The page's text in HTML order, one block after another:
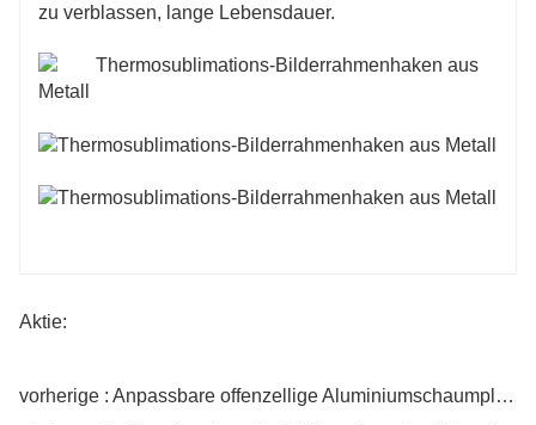
zu verblassen, lange Lebensdauer.
Aktie:
vorherige : Anpassbare offenzellige Aluminiumschaumplatte